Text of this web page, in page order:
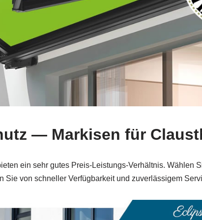
— Markisen für
ein sehr gutes Preis-Leistungs-Verhältnis. Wählen
Sie von schneller Verfügbarkeit und zuverlässigem